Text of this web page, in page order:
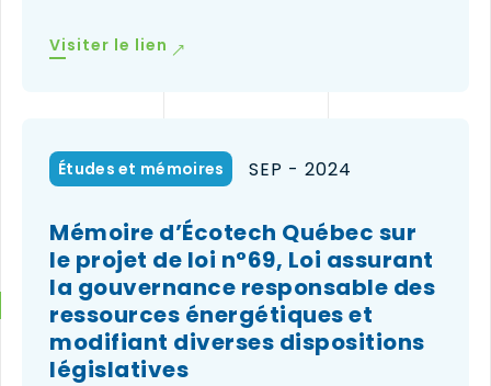
Visiter le lien (le
nouvelle
fenêtre)
Études et mémoires SEP - 2024
Mémoire d’Écotech Québec sur
le projet de loi n°69, Loi assurant
la gouvernance responsable des
ressources énergétiques et
modifiant diverses dispositions
législatives